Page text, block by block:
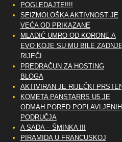
POGLEDAJTE!!!!
SEIZMOLOŠKA AKTIVNOST JE
VEĆA OD PRIKAZANE
MLADIĆ UMRO OD KORONE A
EVO KOJE SU MU BILE ZADNJE
RIJEČI
PREDRAČUN ZA HOSTING
BLOGA
AKTIVIRAN JE RIJEČKI PRSTEN
KOMETA PANSTARRS U5 JE
ODMAH PORED POPLAVLJENIH
PODRUČJA
A SADA – ŠMINKA !!!
PIRAMIDA U FRANCUSKOJ